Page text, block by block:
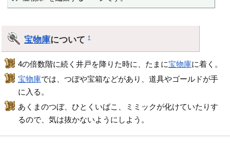
宝物庫について†
4の倍数階に続く井戸を降りた時に、たまに宝物庫に着く。
宝物庫では、つぼや宝箱などがあり、道具やゴールドが手
に入る。
あくまのつぼ、ひとくいばこ、ミミックが化けていたりす
るので、気は抜かないようにしよう。